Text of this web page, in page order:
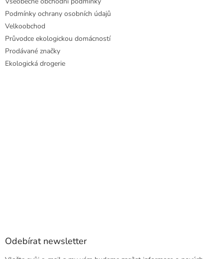
Podmínky ochrany osobních údajů
Velkoobchod
Průvodce ekologickou domácností
Prodávané značky
Ekologická drogerie
Odebírat newsletter